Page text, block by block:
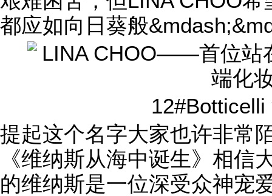
都应如向日葵般
提起这个名字大家也许非常
《维纳斯从海中诞生》相信
的维纳斯是一位深受众神宠